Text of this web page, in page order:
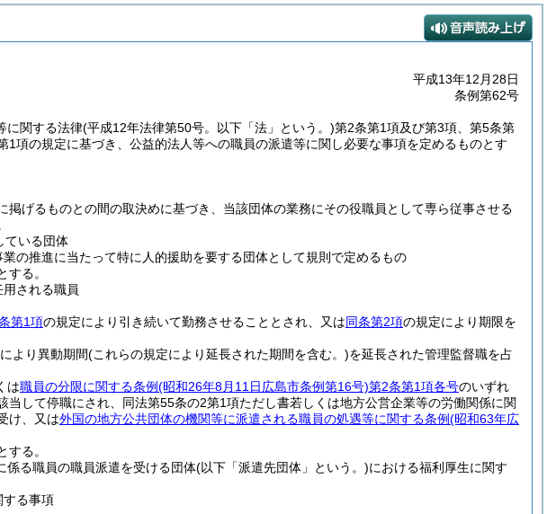
平成13年12月28日
条例第62号
に関する法律(平成12年法律第50号。以下「法」という。)第2条第1項及び第3項、第5条第
項の規定に基づき、公益的法人等への職員の派遣等に関し必要な事項を定めるものとす
げるものとの間の取決めに基づき、当該団体の業務にその役職員として専ら従事させる
ている団体
の推進に当たって特に人的援助を要する団体として規則で定めるもの
る。
される職員
第1項の規定により引き続いて勤務させることとされ、又は同条第2項の規定により期限を
より異動期間(これらの規定により延長された期間を含む。)を延長された管理監督職を占
は職員の分限に関する条例(昭和26年8月11日広島市条例第16号)第2条第1項各号のいずれ
して停職にされ、同法第55条の2第1項ただし書若しくは地方公営企業等の労働関係に関
け、又は外国の地方公共団体の機関等に派遣される職員の処遇等に関する条例(昭和63年広
る。
係る職員の職員派遣を受ける団体(以下「派遣先団体」という。)における福利厚生に関す
する事項